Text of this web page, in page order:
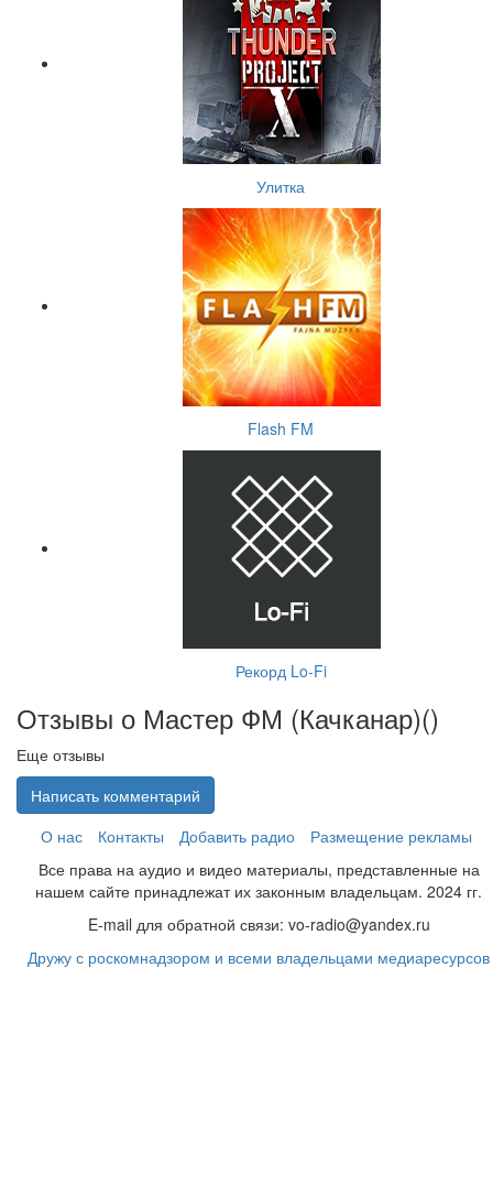
Улитка
Flash FM
Рекорд Lo-Fi
Отзывы о Мастер ФМ (Качканар)()
Еще отзывы
Написать комментарий
О нас
Контакты Добавить радио
Размещение рекламы
Все права на аудио и видео материалы, представленные на
нашем сайте принадлежат их законным владельцам. 2024 гг.
E-mail для обратной связи: vo-radio@yandex.ru
Дружу с роскомнадзором и всеми владельцами медиаресурсов